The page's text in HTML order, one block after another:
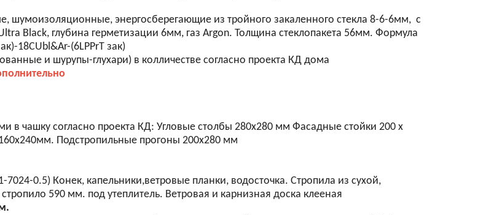
шумоизоляционные, энергосберегающие из тройного закаленного стекла 8-6-6мм, с
Black, глубина герметизации 6мм, газ Argon. Толщина стеклопакета 56мм. Формула
18CUbl&Ar-(6LPPrT зак)
и шурупы-глухари) в колличестве согласно проекта КД дома
в чашку согласно проекта КД: Угловые столбы 280х280 мм Фасадные стойки 200 х
Подстропильные прогоны 200х280 мм
0.5) Конек, капельники,ветровые планки, водосточка. Стропила из сухой,
590 мм. под утеплитель. Ветровая и карнизная доска клееная